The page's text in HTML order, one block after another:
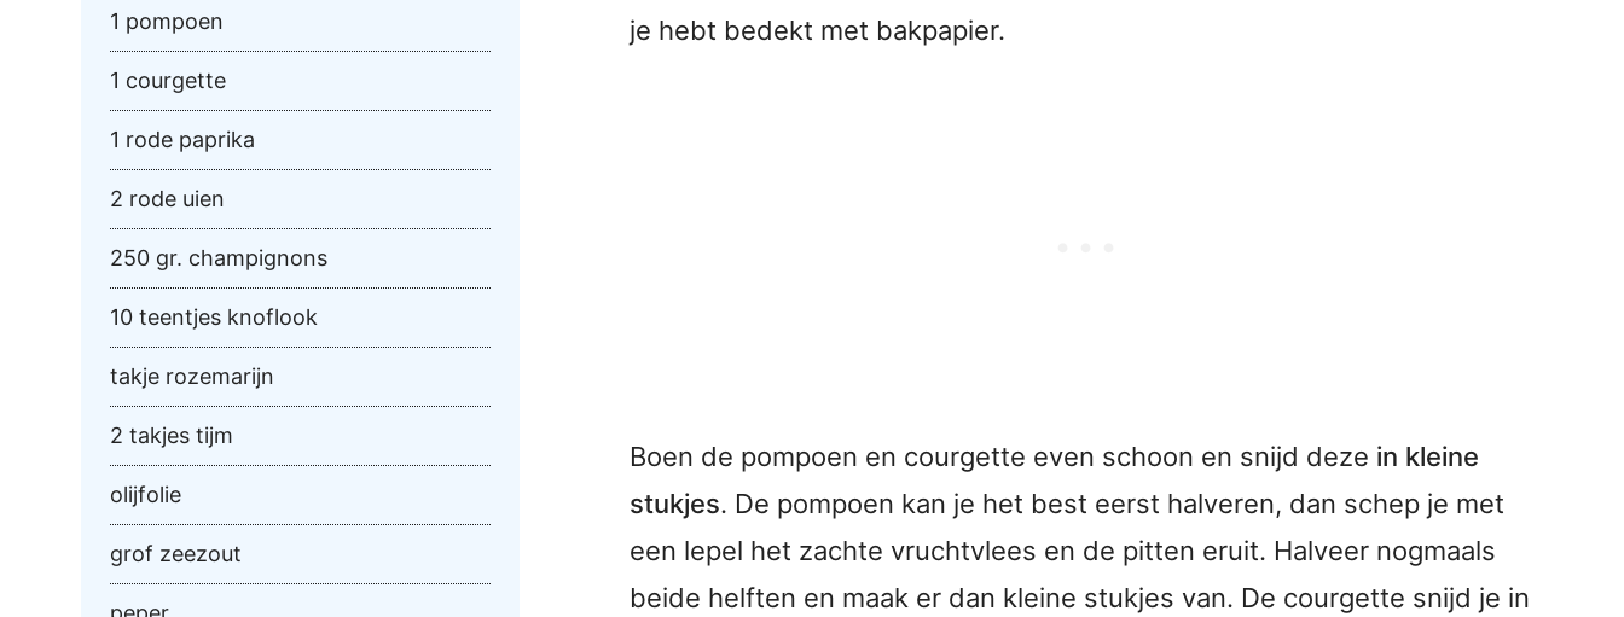
1 pompoen
1 courgette
1 rode paprika
2 rode uien
250 gr. champignons
10 teentjes knoflook
takje rozemarijn
2 takjes tijm
olijfolie
grof zeezout
je hebt bedekt met bakpapier.
Boen de pompoen en courgette even schoon en snijd deze in kleine
stukjes. De pompoen kan je het best eerst halveren, dan schep je met
een lepel het zachte vruchtvlees en de pitten eruit. Halveer nogmaals
beide helften en maak er dan kleine stukjes van. De courgette snijd je in